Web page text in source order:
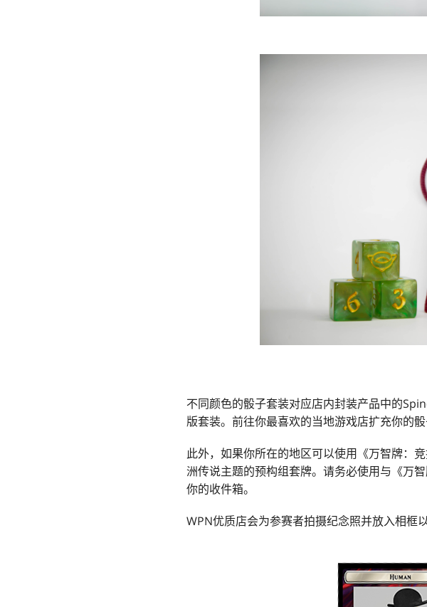
不同颜色的骰子套装对应店内封装产品中的
版套装。前往你最喜欢的当地游戏店扩充你的
此外，如果你所在的地区可以使用《万智牌：
洲传说主题的预构组套牌。请务必使用与《万
你的收件箱。
WPN优质店会为参赛者拍摄纪念照并放入相框